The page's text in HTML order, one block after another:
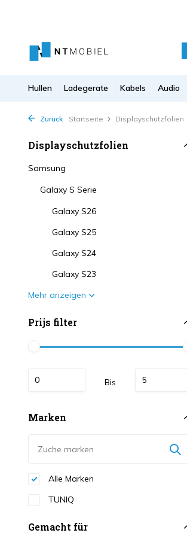
Hullen Ladegerate Kabels Audio
Zurück Startseite Displayschutzfolien
Displayschutzfolien
Samsung
Galaxy S Serie
Galaxy S26
Galaxy S25
Galaxy S24
Galaxy S23
Mehr anzeigen
Prijs filter
Bis
Marken
Alle Marken
TUNIQ
Gemacht für